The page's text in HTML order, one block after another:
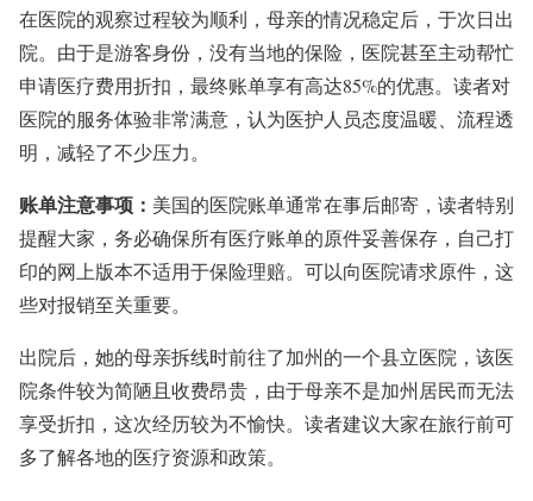
在医院的观察过程较为顺利，母亲的情况稳定后，于次日出
院。由于是游客身份，没有当地的保险，医院甚至主动帮忙
申请医疗费用折扣，最终账单享有高达85%的优惠。读者对
医院的服务体验非常满意，认为医护人员态度温暖、流程透
明，减轻了不少压力。
账单注意事项 ： 美国的医院账单通常在事后邮寄，读者特别
提醒大家，务必确保所有医疗账单的原件妥善保存，自己打
印的网上版本不适用于保险理赔。可以向医院请求原件，这
些对报销至关重要。
出院后，她的母亲拆线时前往了加州的一个县立医院，该医
院条件较为简陋且收费昂贵，由于母亲不是加州居民而无法
享受折扣，这次经历较为不愉快。读者建议大家在旅行前可
多了解各地的医疗资源和政策。